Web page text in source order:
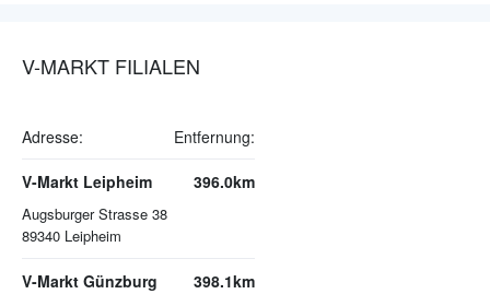
V-MARKT FILIALEN
Adresse: Entfernung:
V-Markt Leipheim
Augsburger Strasse 38
89340 Leipheim
396.0km
V-Markt Günzburg 398.1km